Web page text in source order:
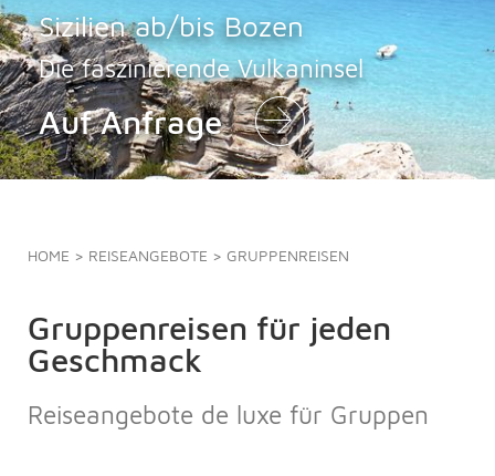
Sizilien ab/bis Bozen
Die faszinierende Vulkaninsel
Auf Anfrage
HOME > REISEANGEBOTE > GRUPPENREISEN
Gruppenreisen für jeden
Geschmack
Reiseangebote de luxe für Gruppen